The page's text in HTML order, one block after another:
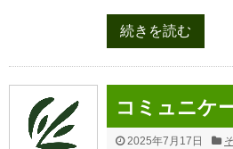
続きを読む
コミュニケ
2025年7月17日